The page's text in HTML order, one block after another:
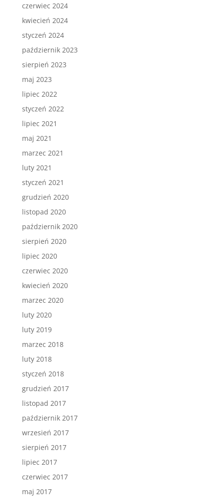
czerwiec 2024
kwiecień 2024
styczeń 2024
październik 2023
sierpień 2023
maj 2023
lipiec 2022
styczeń 2022
lipiec 2021
maj 2021
marzec 2021
luty 2021
styczeń 2021
grudzień 2020
listopad 2020
październik 2020
sierpień 2020
lipiec 2020
czerwiec 2020
kwiecień 2020
marzec 2020
luty 2020
luty 2019
marzec 2018
luty 2018
styczeń 2018
grudzień 2017
listopad 2017
październik 2017
wrzesień 2017
sierpień 2017
lipiec 2017
czerwiec 2017
maj 2017